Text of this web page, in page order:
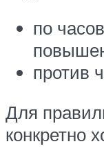
по
против
Для
конкретно